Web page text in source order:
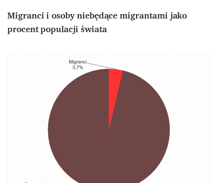
Migranci i osoby niebędące migrantami jako
procent populacji świata